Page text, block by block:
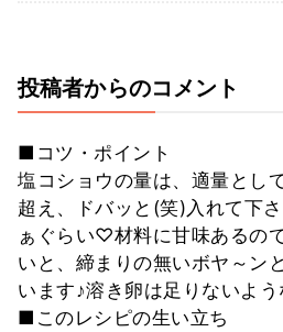
投稿者からのコメント
■コツ・ポイント
塩コショウの量は、適量とし
超え、ドバッと(笑)入れて下
ぁぐらい♡材料に甘味あるの
いと、締まりの無いボヤ～ン
います♪溶き卵は足りないよ
■このレシピの生い立ち